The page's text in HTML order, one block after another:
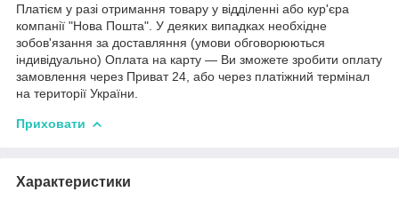
Платієм у разі отримання товару у відділенні або кур'єра
компанії "Нова Пошта". У деяких випадках необхідне
зобов'язання за доставляння (умови обговорюються
індивідуально) Оплата на карту — Ви зможете зробити оплату
замовлення через Приват 24, або через платіжний термінал
на території України.
Приховати
Характеристики